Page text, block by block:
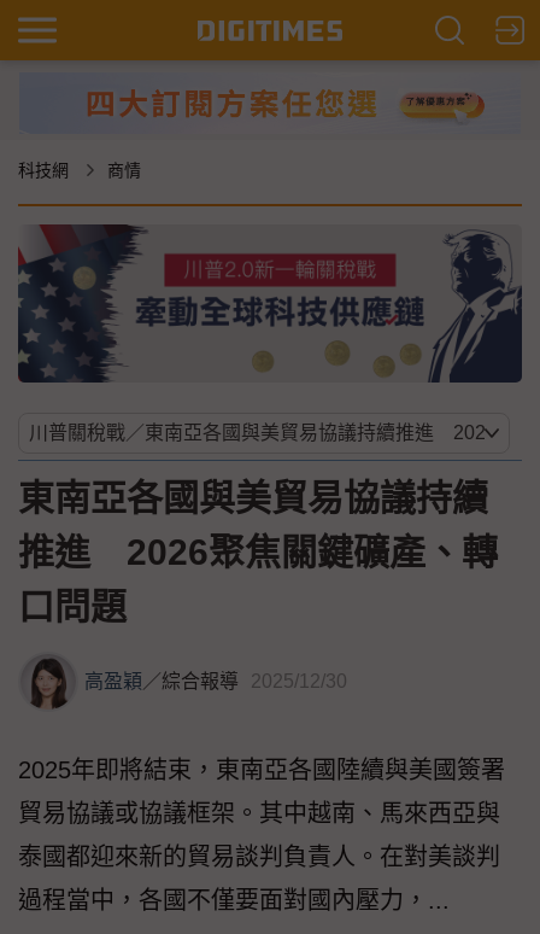
科技網 商情
東南亞各國與美貿易協議持續
推進 2026聚焦關鍵礦產、轉
口問題
高盈穎 ／綜合報導 2025/12/30
2025年即將結束，東南亞各國陸續與美國簽署
貿易協議或協議框架。其中越南、馬來西亞與
泰國都迎來新的貿易談判負責人。在對美談判
過程當中，各國不僅要面對國內壓力，...